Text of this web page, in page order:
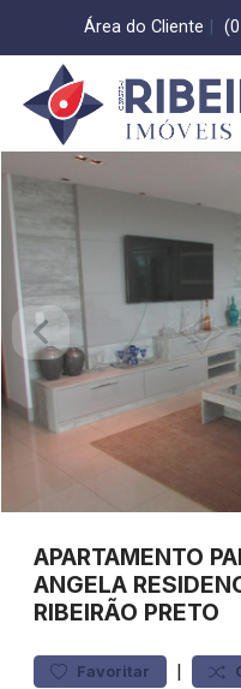
Área do Cliente
APARTAMENTO
ANGELA
RIBEIRÃO PRETO
Favoritar |